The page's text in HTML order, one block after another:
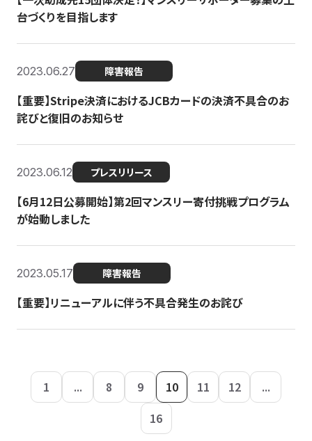
台づくりを目指します
2023.06.27 障害報告
【重要】Stripe決済におけるJCBカードの決済不具合のお
詫びと復旧のお知らせ
2023.06.12 プレスリリース
【6月12日公募開始】第2回マンスリー寄付挑戦プログラム
が始動しました
2023.05.17 障害報告
【重要】リニューアルに伴う不具合発生のお詫び
1 ... 8 9 10 11 12
...
16